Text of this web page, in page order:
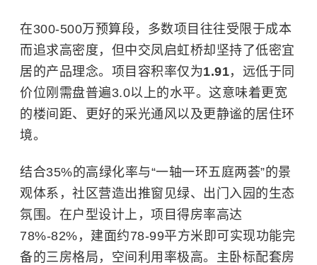
在300-500万预算段，多数项目往往受限于成本
而追求高密度，但中交凤启虹桥却坚持了低密宜
居的产品理念。项目容积率仅为1.91，远低于同
价位刚需盘普遍3.0以上的水平。这意味着更宽
的楼间距、更好的采光通风以及更静谧的居住环
境。
结合35%的高绿化率与“一轴一环五庭两荟”的景
观体系，社区营造出推窗见绿、出门入园的生态
氛围。在户型设计上，项目得房率高达
78%-82%，建面约78-99平方米即可实现功能完
备的三房格局，空间利用率极高。主卧标配套房